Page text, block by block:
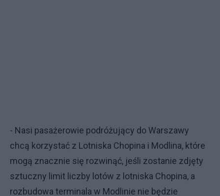
- Nasi pasażerowie podróżujący do Warszawy
chcą korzystać z Lotniska Chopina i Modlina, które
mogą znacznie się rozwinąć, jeśli zostanie zdjęty
sztuczny limit liczby lotów z lotniska Chopina, a
rozbudowa terminala w Modlinie nie będzie